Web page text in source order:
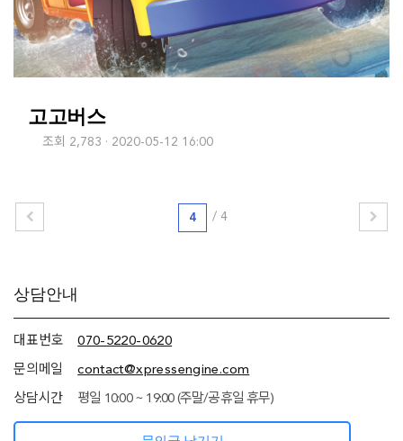
고고버스
조회 2,783 2020-05-12 16:00
4 / 4
추가
정보
네임서버
정보)
상담안내
대표번호 070-5220-0620
문의메일 contact@xpressengine.com
상담시간 평일 10:00 ~ 19:00 (주말/공휴일 휴무)